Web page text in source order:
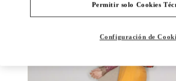
Permitir solo Cookies
Configuración de